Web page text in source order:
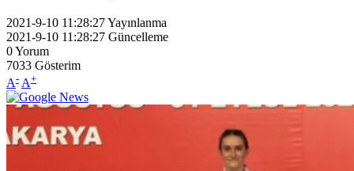
2021-9-10 11:28:27Yayınlanma
2021-9-10 11:28:27 Güncelleme
0Yorum
7033 Gösterim
A- A+